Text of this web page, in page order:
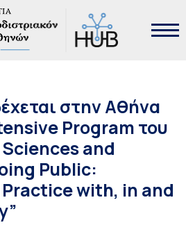
στην Αθήνα
Program του
and
Public:
with, in and